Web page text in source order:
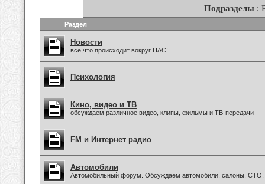
Подразделы :
Раздел
Новости
всё,что происходит вокруг НАС!
Психология
Кино, видео и ТВ
обсуждаем различное видео, клипы, фильмы и ТВ-передачи
FM и Интернет радио
Автомобили
Автомобильный форум. Обсуждаем автомобили, салоны, СТО,